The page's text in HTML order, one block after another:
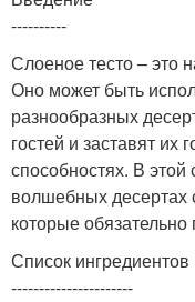
----------
Слоеное тесто – это
Оно может быть
разнообразных
гостей и заставят их
способностях. В
волшебных десертах
которые
Список ингредиентов
----------------------